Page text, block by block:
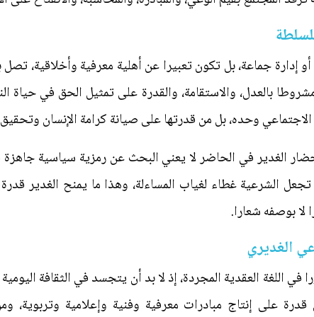
جماعة، بل تكون تعبيرا عن أهلية معرفية وأخلاقية، تصل
بالعدل، والاستقامة، والقدرة على تمثيل الحق في حياة
الاجتماعي وحده، بل من قدرتها على صيانة كرامة الإنسان
الغدير في الحاضر لا يعني البحث عن رمزية سياسية
الشرعية غطاء لغياب المساءلة، وهذا ما يمنح الغدير
لا بوصفه شعارا.
الغديري
اللغة العقدية المجردة، إذ لا بد أن يتجسد في الثقافة
على إنتاج مبادرات معرفية وفنية وإعلامية وتربوية،